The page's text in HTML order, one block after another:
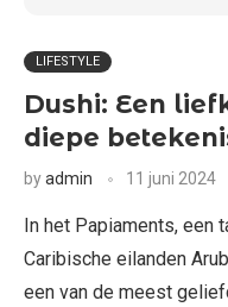
LIFESTYLE
Dushi: Een
diepe
byadmin 11 juni 2024
In het Papiaments, een
Caribische eilanden
een van de meest